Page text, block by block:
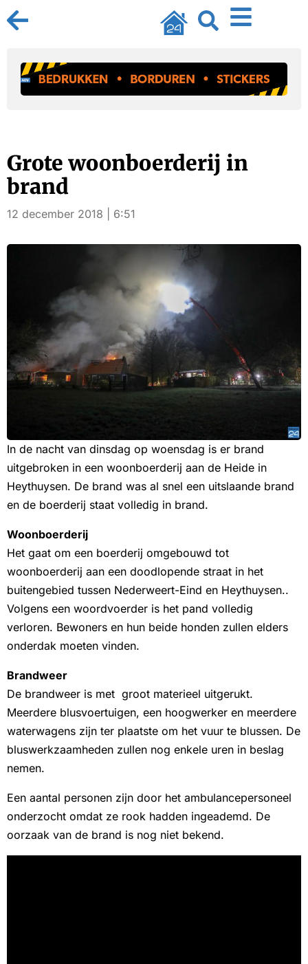
Grote woonboerderij in
brand
12 december 2018 | 6:51
In de nacht van dinsdag op woensdag is er brand
uitgebroken in een woonboerderij aan de Heide in
Heythuysen. De brand was al snel een uitslaande brand
en de boerderij staat volledig in brand.
Woonboerderij
Het gaat om een boerderij omgebouwd tot
woonboerderij aan een doodlopende straat in het
buitengebied tussen Nederweert-Eind en Heythuysen..
Volgens een woordvoerder is het pand volledig
verloren. Bewoners en hun beide honden zullen elders
onderdak moeten vinden.
Brandweer
De brandweer is met groot materieel uitgerukt.
Meerdere blusvoertuigen, een hoogwerker en meerdere
waterwagens zijn ter plaatste om het vuur te blussen. De
bluswerkzaamheden zullen nog enkele uren in beslag
nemen.
Een aantal personen zijn door het ambulancepersoneel
onderzocht omdat ze rook hadden ingeademd. De
oorzaak van de brand is nog niet bekend.